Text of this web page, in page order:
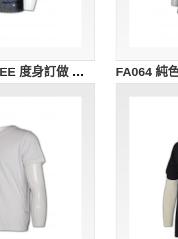
FA065 純棉男TEE 度身訂做 撞色夾捆TEE 拉鏈T恤 T恤香港製造